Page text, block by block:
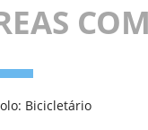
Bicicletário